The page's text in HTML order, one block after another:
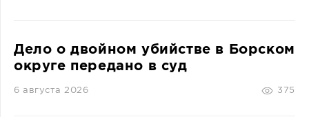
Дело о двойном убийстве в Борском
округе передано в суд
6 августа 2026 375